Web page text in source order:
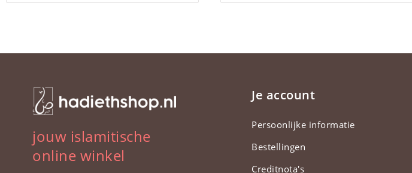
jouw islamitische
online winkel
Je account
Persoonlijke informatie
Bestellingen
Creditnota's